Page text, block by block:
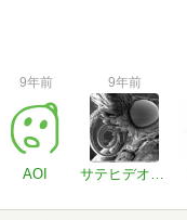
9年前
AOI
9年前
サテヒデオ@ダイナミックひとり